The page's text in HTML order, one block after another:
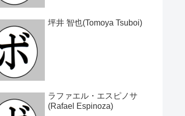
坪井 智也(Tomoya Tsuboi)
ラファエル・エスピノサ
(Rafael Espinoza)